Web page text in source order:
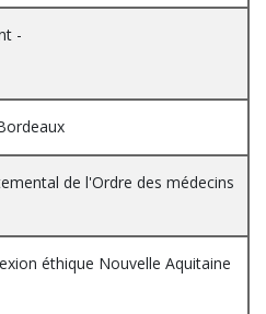
-
de l'Ordre des médecins
éthique Nouvelle Aquitaine